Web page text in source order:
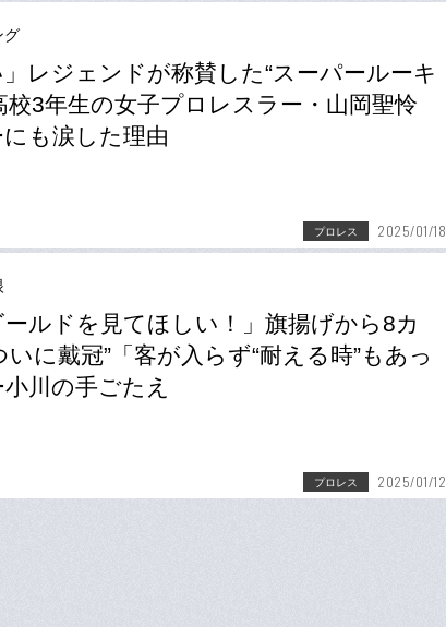
グ
」レジェンドが称賛した“スーパールーキ
3年生の女子プロレスラー・山岡聖怜
も涙した理由
プロレス 2025/01/18
ールドを見てほしい！」旗揚げから8カ
いに戴冠”「客が入らず“耐える時”もあっ
川の手ごたえ
プロレス 2025/01/12